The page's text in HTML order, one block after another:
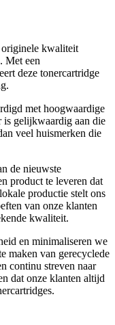
kwaliteit
Met een
deze tonercartridge
met hoogwaardige
is gelijkwaardig aan die
veel huismerken die
de nieuwste
product te leveren dat
productie stelt ons
van onze klanten
kwaliteit.
en minimaliseren we
maken van gerecyclede
continu streven naar
dat onze klanten altijd